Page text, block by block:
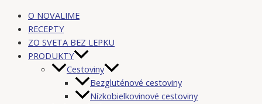
O NOVALIME
RECEPTY
ZO SVETA BEZ LEPKU
PRODUKTY
Cestoviny
Bezgluténové cestoviny
Nízkobielkovinové cestoviny